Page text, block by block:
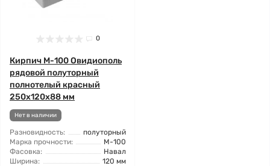
0
Кирпич М-100 Овидиополь
рядовой полуторный
полнотелый красный
250х120х88 мм
Нет в наличии
Разновидность:
полуторный
Марка прочности:
М-100
Фасовка:
Навал
Ширина:
120 мм